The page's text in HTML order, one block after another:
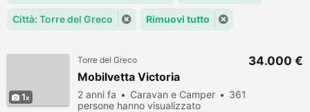
Città: Torre del Greco Rimuovi tutto
1
Torre del Greco
Mobilvetta Victoria
2 anni fa Caravan e Camper
361
persone hanno visualizzato
34.000 €